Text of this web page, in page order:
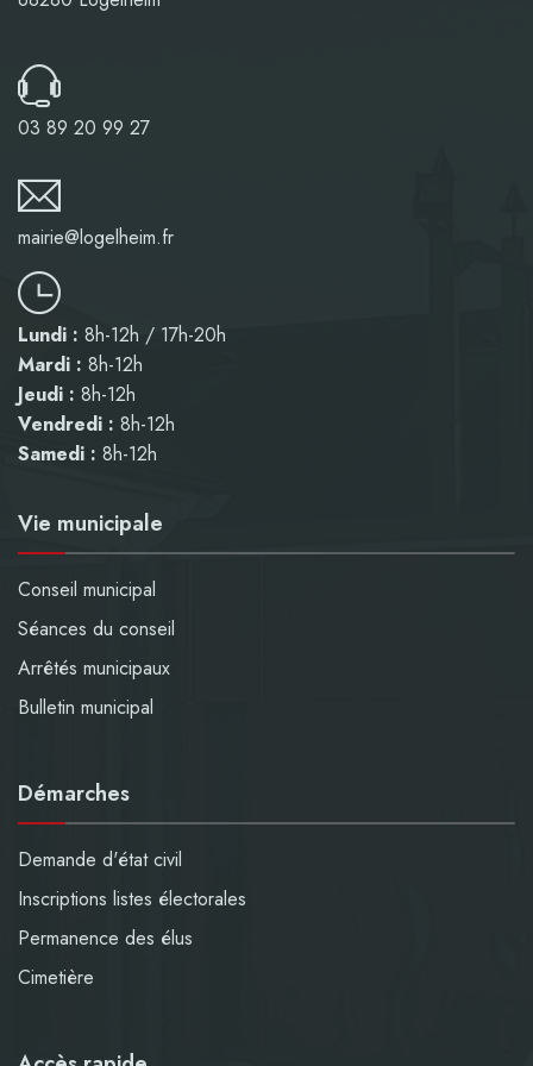
03 89 20 99 27
mairie@logelheim.fr
Lundi : 8h-12h / 17h-20h
Mardi : 8h-12h
Jeudi : 8h-12h
Vendredi : 8h-12h
Samedi : 8h-12h
Vie municipale
Conseil municipal
Séances du conseil
Arrêtés municipaux
Bulletin municipal
Démarches
Demande d'état civil
Inscriptions listes électorales
Permanence des élus
Cimetière